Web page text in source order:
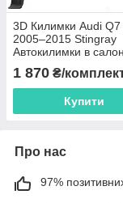
3D Килимки Audi Q7
2005–2015 Stingray
Автокилимки в салон
1 870 ₴/
Купити
Про нас
97%